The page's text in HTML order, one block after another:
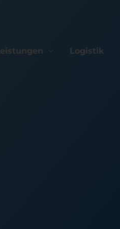
Logistik